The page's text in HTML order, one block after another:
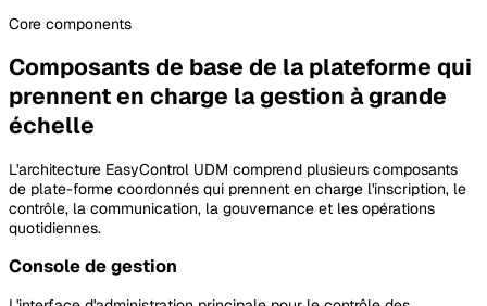
Core components
Composants de base de la plateforme qui
prennent en charge la gestion à grande
échelle
L'architecture EasyControl UDM comprend plusieurs composants
de plate-forme coordonnés qui prennent en charge l'inscription, le
contrôle, la communication, la gouvernance et les opérations
quotidiennes.
Console de gestion